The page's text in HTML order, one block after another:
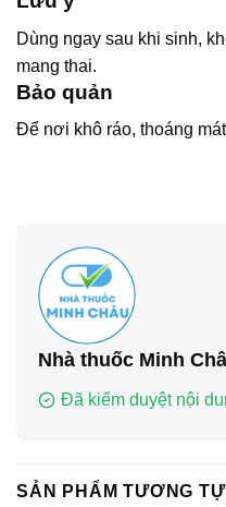
Dùng ngay sau khi sinh,
mang thai.
Bảo quản
Để nơi khô ráo, thoáng
Nhà thuốc Minh
Đã kiểm duyệt nội
SẢN PHẨM TƯƠNG TỰ